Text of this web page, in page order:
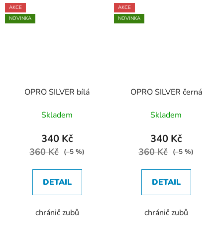
AKCE
NOVINKA
OPRO SILVER bílá
Skladem
340 Kč
360 Kč (–5 %)
DETAIL
chránič zubů
AKCE
NOVINKA
OPRO SILVER černá
Skladem
340 Kč
360 Kč (–5 %)
DETAIL
chránič zubů